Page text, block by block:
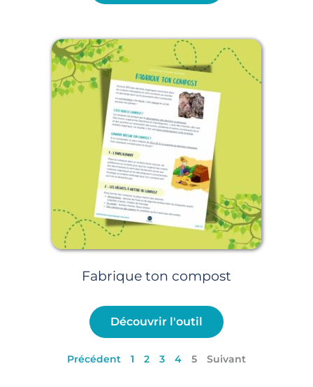
Fabrique ton compost
Découvrir l'outil
Précédent 1 2 3 4 5 Suivant